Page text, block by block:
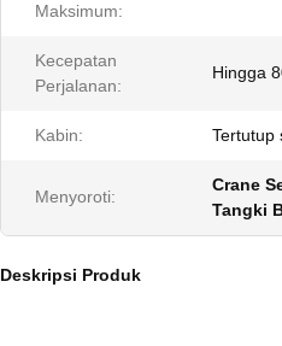
Maksimum:
Kecepatan
Perjalanan:
Hingga
Kabin: Tertutup
Menyoroti:
Crane
Tangki
Deskripsi Produk